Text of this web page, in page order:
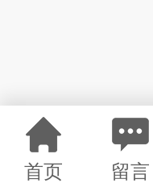
首页 留言